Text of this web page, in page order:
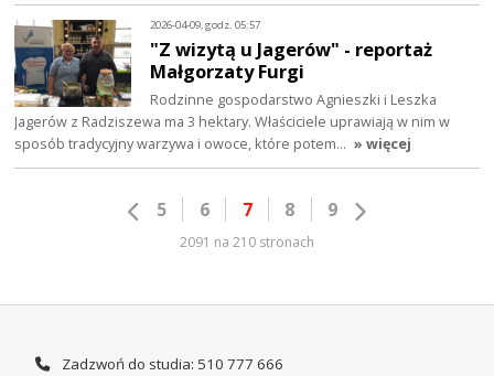
2026-04-09, godz. 05:57
"Z wizytą u Jagerów" - reportaż
Małgorzaty Furgi
Rodzinne gospodarstwo Agnieszki i Leszka
Jagerów z Radziszewa ma 3 hektary. Właściciele uprawiają w nim w
sposób tradycyjny warzywa i owoce, które potem… » więcej
5 6 7 8 9
2091 na 210 stronach
Zadzwoń do studia: 510 777 666